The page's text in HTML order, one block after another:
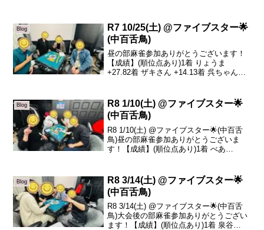
Blog
R7 10/25(土) @ファイブスター🌟
(中百舌鳥)
昼の部麻雀参加ありがとうございます！
【成績】(順位点あり)1着 りょうま
+27.82着 ザキさん +14.13着 呉ちゃん
ざいます🎉最終半荘で大きくプ...
Blog
R8 1/10(土) @ファイブスター🌟
(中百舌鳥)
R8 1/10(土) @ファイブスター🌟(中百舌
鳥)昼の部麻雀参加ありがとうございま
す！【成績】(順位点あり)1着 べあ
ップはべあさん...
Blog
R8 3/14(土) @ファイブスター🌟
(中百舌鳥)
R8 3/14(土) @ファイブスター🌟(中百舌
鳥)大会後の部麻雀参加ありがとうござい
ます！【成績】(順位点あり)1着 泉谷